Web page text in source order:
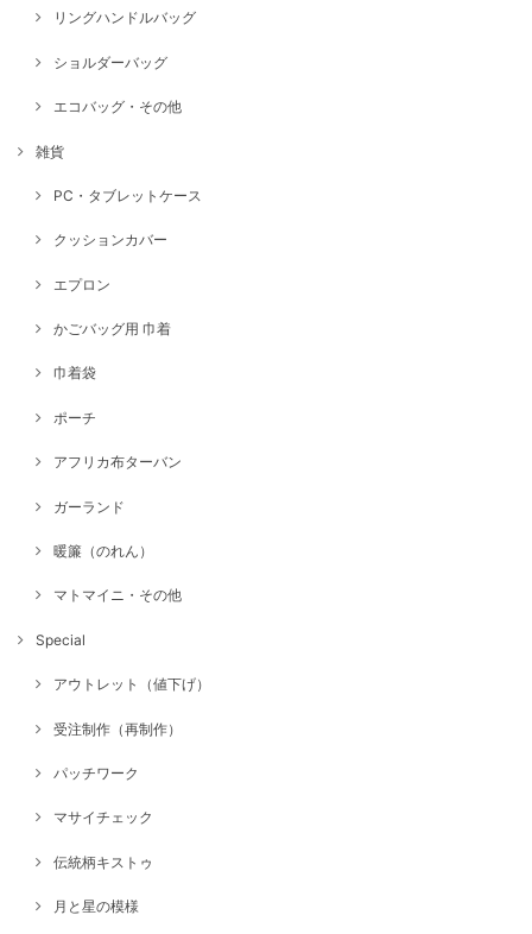
リングハンドルバッグ
ショルダーバッグ
エコバッグ・その他
雑貨
PC・タブレットケース
クッションカバー
エプロン
かごバッグ用 巾着
巾着袋
ポーチ
アフリカ布ターバン
ガーランド
暖簾（のれん）
マトマイニ・その他
Special
アウトレット（値下げ）
受注制作（再制作）
パッチワーク
マサイチェック
伝統柄キストゥ
月と星の模様